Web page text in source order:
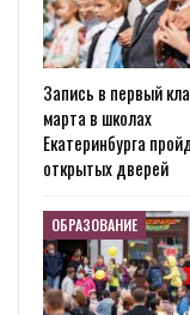
Запись в первый
марта в школах
Екатеринбурга
открытых дверей
ОБРАЗОВАНИЕ